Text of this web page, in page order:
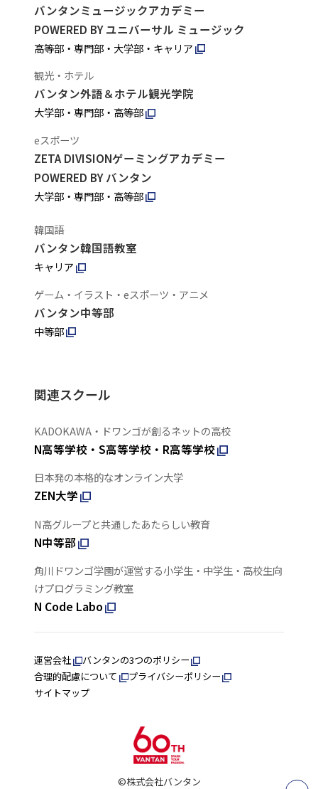
バンタンミュージックアカデミー
POWERED BY ユニバーサル ミュージック
高等部・専門部・大学部・キャリア
観光・ホテル
バンタン外語＆ホテル観光学院
大学部・専門部・高等部
eスポーツ
ZETA DIVISIONゲーミングアカデミー
POWERED BY バンタン
大学部・専門部・高等部
韓国語
バンタン韓国語教室
キャリア
ゲーム・イラスト・eスポーツ・アニメ
バンタン中等部
中等部
関連スクール
KADOKAWA・ドワンゴが創るネットの高校
N高等学校・S高等学校・R高等学校
日本発の本格的なオンライン大学
ZEN大学
N高グループと共通したあたらしい教育
N中等部
角川ドワンゴ学園が運営する小学生・中学生・高校生向
けプログラミング教室
N Code Labo
運営会社
バンタンの3つのポリシー
合理的配慮について
プライバシーポリシー
サイトマップ
©株式会社バンタン